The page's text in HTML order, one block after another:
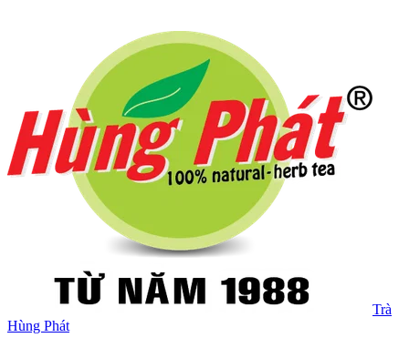
Trà
Hùng Phát